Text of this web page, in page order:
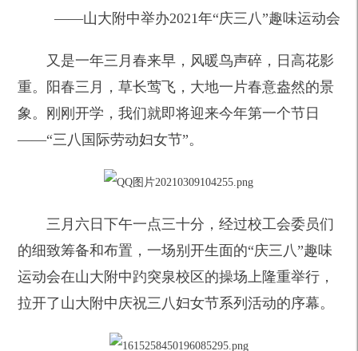
——山大附中举办2021年“庆三八”趣味运动会
又是一年三月春来早，风暖鸟声碎，日高花影
重。阳春三月，草长莺飞，大地一片春意盎然的景
象。刚刚开学，我们就即将迎来今年第一个节日
——“三八国际劳动妇女节”。
三月六日下午一点三十分，经过校工会委员们
的细致筹备和布置，一场别开生面的“庆三八”趣味
运动会在山大附中趵突泉校区的操场上隆重举行，
拉开了山大附中庆祝三八妇女节系列活动的序幕。